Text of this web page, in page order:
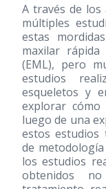
A través de los
múltiples
estas
maxilar rápida
(EML), pero
estudios
esqueletos y
explorar
luego de una
estos estudios
de
los estudios
obtenidos